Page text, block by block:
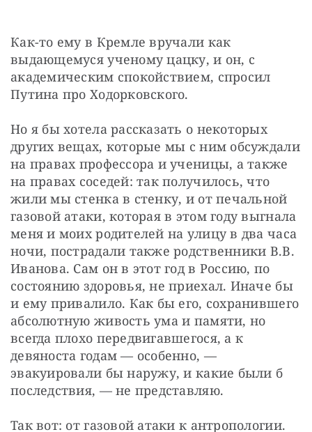
Как-то ему в Кремле вручали как
выдающемуся ученому цацку, и он, с
академическим спокойствием, спросил
Путина про Ходорковского.
Но я бы хотела рассказать о некоторых
других вещах, которые мы с ним обсуждали
на правах профессора и ученицы, а также
на правах соседей: так получилось, что
жили мы стенка в стенку, и от печальной
газовой атаки, которая в этом году выгнала
меня и моих родителей на улицу в два часа
ночи, пострадали также родственники В.В.
Иванова. Сам он в этот год в Россию, по
состоянию здоровья, не приехал. Иначе бы
и ему привалило. Как бы его, сохранившего
абсолютную живость ума и памяти, но
всегда плохо передвигавшегося, а к
девяноста годам — особенно, —
эвакуировали бы наружу, и какие были б
последствия, — не представляю.
Так вот: от газовой атаки к антропологии.